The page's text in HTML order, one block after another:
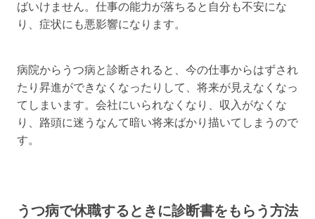
ばいけません。仕事の能力が落ちると自分も不安にな
り、症状にも悪影響になります。
病院からうつ病と診断されると、今の仕事からはずされ
たり昇進ができなくなったりして、将来が見えなくなっ
てしまいます。会社にいられなくなり、収入がなくな
り、路頭に迷うなんて暗い将来ばかり描いてしまうので
す。
うつ病で休職するときに診断書をもらう方法